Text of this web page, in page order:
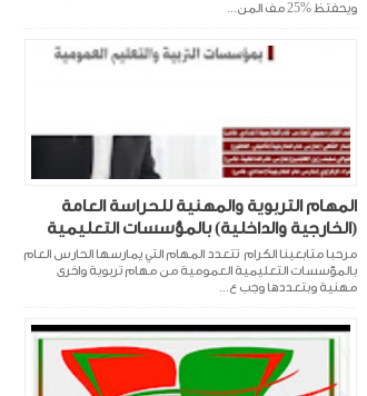
ويحفتظ %25 مف المن...
المهام التربوية والمهنية للحراسة العامة
(الخارجية والداخلية) بالمؤسسات التعليمية
مرحبا متابعينا الكرام تتعدد المهام التي يمارسها الحارس العام
بالمؤسسات التعليمية العمومية من مهام تربوية واخرى
مهنية وبتعددها وجب ع...